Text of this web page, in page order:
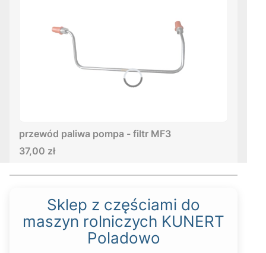
przewód paliwa pompa - filtr MF3
Cena
37,00 zł
Sklep z częściami do
maszyn rolniczych KUNERT
Poladowo